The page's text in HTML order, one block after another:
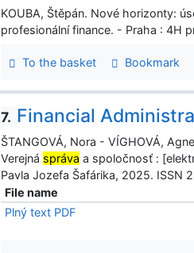
KOUBA, Štěpán. Nové horizonty:
profesionální finance. - Praha : 4H
To the basket Bookmark
7. Financial
ŠTANGOVÁ, Nora - VÍGHOVÁ,
Verejná správa a spoločnosť :
Pavla Jozefa Šafárika, 2025.
File name
Plný text PDF